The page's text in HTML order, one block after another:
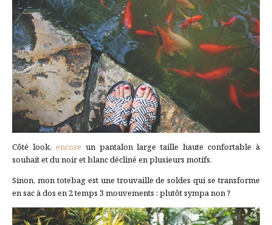
Côté look, encore un pantalon large taille haute confortable à
souhait et du noir et blanc décliné en plusieurs motifs.
Sinon, mon totebag est une trouvaille de soldes qui se transforme
en sac à dos en 2 temps 3 mouvements : plutôt sympa non ?